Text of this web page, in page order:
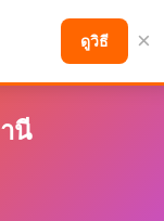
นี
ดูวิธี ×